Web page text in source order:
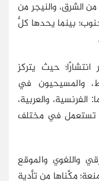
من الشرق، والنيجر من
بينما يحدها كلٌّ
انتشارًا؛ حيث يتركز
والمسيحيون في
الفرنسية، والعربية،
تستعمل في مختلف
واللغوي والموقع
مكَّناها من تأدية